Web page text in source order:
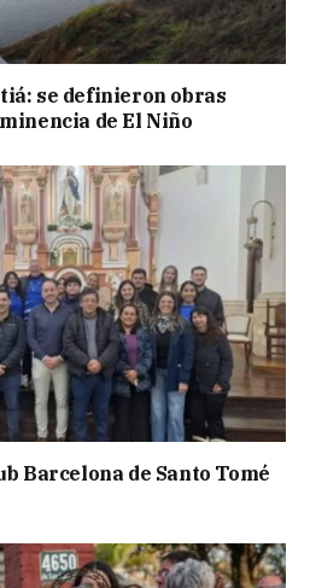
se definieron obras
de El Niño
Barcelona de Santo Tomé